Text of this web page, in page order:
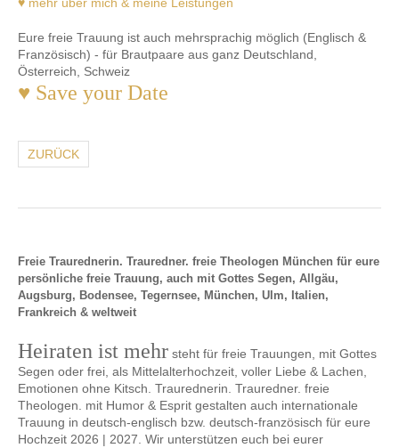
Eure freie Trauung ist auch mehrsprachig möglich (Englisch &
Französisch) - für Brautpaare aus ganz Deutschland,
Österreich, Schweiz
♥ Save your Date
ZURÜCK
Freie Traurednerin. Trauredner. freie Theologen München für eure
persönliche freie Trauung, auch mit Gottes Segen, Allgäu,
Augsburg, Bodensee, Tegernsee, München, Ulm, Italien,
Frankreich & weltweit
Heiraten ist mehr steht für freie Trauungen, mit Gottes
Segen oder frei, als Mittelalterhochzeit, voller Liebe & Lachen,
Emotionen ohne Kitsch. Traurednerin. Trauredner. freie
Theologen. mit Humor & Esprit gestalten auch internationale
Trauung in deutsch-englisch bzw. deutsch-französisch für eure
Hochzeit 2026 | 2027. Wir unterstützen euch bei eurer